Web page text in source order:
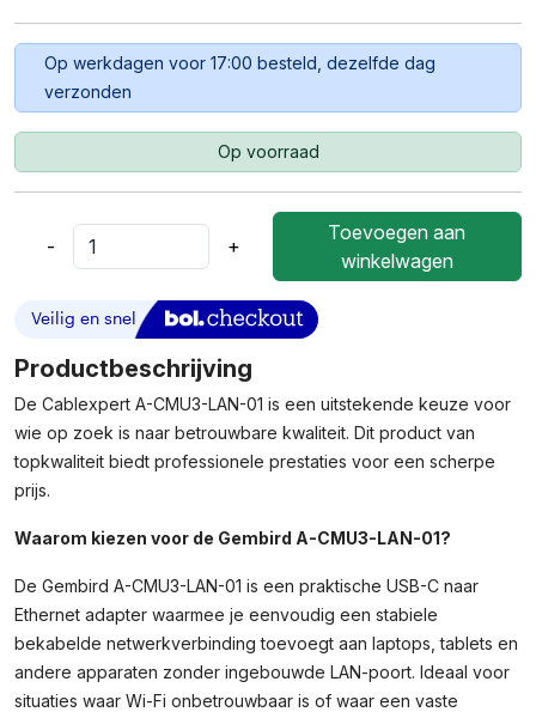
Op werkdagen voor 17:00 besteld, dezelfde dag
verzonden
Op voorraad
-
Cablexpert
CMU3-
LAN-
01
Aantal
+
Toevoegen aan
winkelwagen
Productbeschrijving
De Cablexpert A-CMU3-LAN-01 is een uitstekende keuze voor
wie op zoek is naar betrouwbare kwaliteit. Dit product van
topkwaliteit biedt professionele prestaties voor een scherpe
prijs.
Waarom kiezen voor de Gembird A-CMU3-LAN-01?
De Gembird A-CMU3-LAN-01 is een praktische USB-C naar
Ethernet adapter waarmee je eenvoudig een stabiele
bekabelde netwerkverbinding toevoegt aan laptops, tablets en
andere apparaten zonder ingebouwde LAN-poort. Ideaal voor
situaties waar Wi-Fi onbetrouwbaar is of waar een vaste